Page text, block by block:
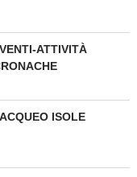
ATTIVITÀ
ISOLE